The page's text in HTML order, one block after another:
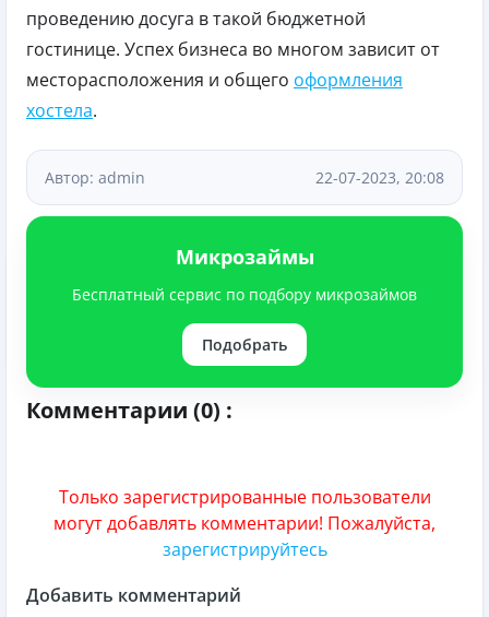
проведению досуга в такой бюджетной
гостинице. Успех бизнеса во многом зависит от
месторасположения и общего оформления
хостела.
Автор: admin 22-07-2023, 20:08
Микрозаймы
Бесплатный сервис по подбору микрозаймов
Подобрать
Комментарии (0) :
Только зарегистрированные пользователи
могут добавлять комментарии! Пожалуйста,
зарегистрируйтесь
Добавить комментарий